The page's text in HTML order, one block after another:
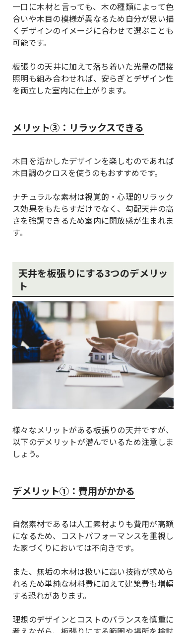
一口に木材と言っても、木の種類によって色
合いや木目の模様が異なるため自分が思い描
くデザインのイメージに合わせて選ぶことも
可能です。
板張りの天井に加えて落ち着いた光量の間接
照明も組み合わせれば、安らぎとデザイン性
を両立した室内に仕上がります。
メリット③：リラックスできる
木目を活かしたデザインを楽しむのであれば
木目調のクロスを使うのもおすすめです。
ナチュラルな素材は視覚的・心理的リラック
ス効果をもたらすだけでなく、勾配天井の高
さを強調できるため室内に開放感が生まれま
す。
天井を板張りにする3つのデメリッ
ト
様々なメリットがある板張りの天井ですが、
以下のデメリットが潜んでいるため注意しま
しょう。
デメリット①：費用がかかる
自然素材であるは人工素材よりも費用が高額
になるため、コストパフォーマンスを重視し
た家づくりにおいては不向きです。
また、無垢の木材は扱いに高い技術が求めら
れるため単純な材料費に加えて建築費も増幅
する恐れがあります。
理想のデザインとコストのバランスを慎重に